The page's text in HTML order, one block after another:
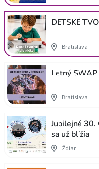
DETSKÉ
Bratislava
Letný SWAP
Bratislava
Jubilejné
sa už blížia
Ždiar